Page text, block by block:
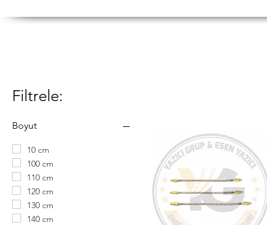
Filtrele:
Boyut
10 cm
100 cm
110 cm
120 cm
130 cm
140 cm